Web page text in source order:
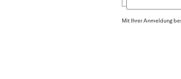
Mit Ihrer Anmeldung